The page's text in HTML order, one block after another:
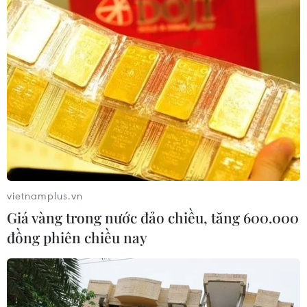
giềng
10/08/2026 14:40
900 triệu người trên thế giới hứng
chịu tháng 7 nóng nhất lịch sử
10/08/2026 13:37
Hy Lạp nỗ lực dập tắt đám cháy rừng
mới gần Athens
10/08/2026 12:14
Philippines hỗ trợ các cộng đồng bị
ảnh hưởng thời tiết cực đoan
10/08/2026 10:40
vietnamplus.vn
Giá vàng trong nước đảo chiều, tăng 600.000
đồng phiên chiều nay